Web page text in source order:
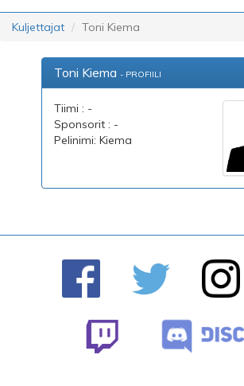
Kuljettajat Toni Kiema
Toni Kiema - PROFIILI
Tiimi : -
Sponsorit : -
Pelinimi: Kiema